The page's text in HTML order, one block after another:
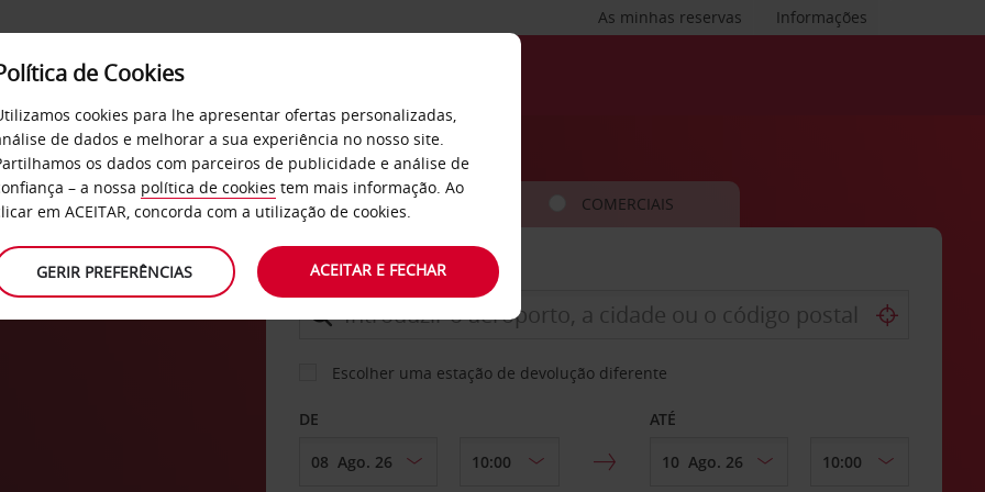
Informações
As minhas reservas
SERVIÇOS EMPRESAS
CARRO COMERCIAIS
LEVANTAR EM
Escolher uma estação de devolução diferente
DE ATÉ
de Cookies
cookies para lhe apresentar ofertas personalizadas,
de dados e melhorar a sua experiência no nosso site.
os dados com parceiros de publicidade e análise de
– a nossa política de cookies tem mais informação. Ao
em ACEITAR, concorda com a utilização de cookies.
GERIR PREFERÊNCIAS ACEITAR E FECHAR